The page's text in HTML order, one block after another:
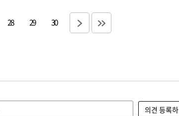
28 29 30